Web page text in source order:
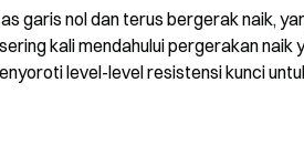
garis nol dan terus bergerak naik,
kali mendahului pergerakan
level-level resistensi kunci